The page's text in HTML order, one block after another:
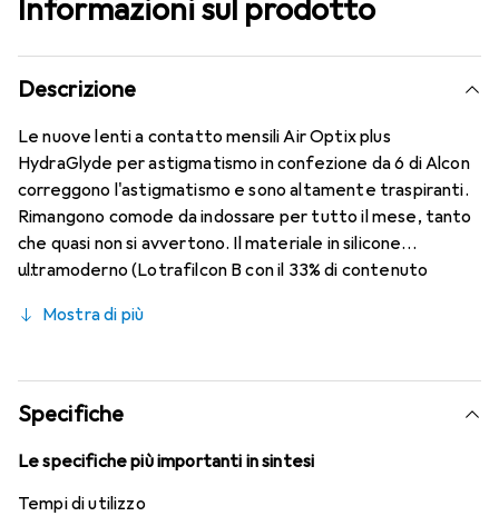
Informazioni sul prodotto
Descrizione
Le nuove lenti a contatto mensili Air Optix plus
HydraGlyde per astigmatismo in confezione da 6 di Alcon
correggono l'astigmatismo e sono altamente traspiranti.
Rimangono comode da indossare per tutto il mese, tanto
che quasi non si avvertono. Il materiale in silicone
ultramoderno (Lotrafilcon B con il 33% di contenuto
HydraGlyde Moisture Matrix e la nota tecnologia
indossabilità che conosci. Comfort e assenza di fastidi per
tutto il giorno con le lenti mensili.
Mostra di più
Specifiche
Le specifiche più importanti in sintesi
Tempi di utilizzo